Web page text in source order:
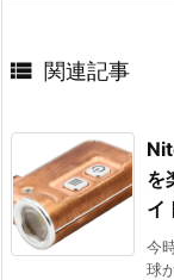
 関連記事
を
イ
今
球